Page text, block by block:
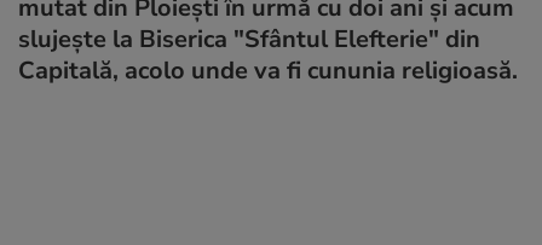
mutat din Ploiești în urmă cu doi ani și acum
slujește la Biserica "Sfântul Elefterie" din
Capitală, acolo unde va fi cununia religioasă.